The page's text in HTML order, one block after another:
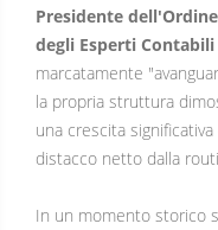
Presidente
degli Esperti
marcatamente
la propria struttura
una crescita
distacco netto dalla
In un momento storico